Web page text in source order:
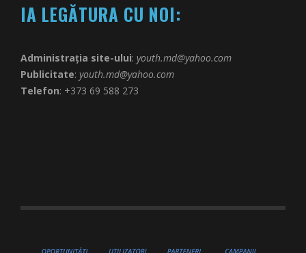
IA LEGĂTURA CU NOI:
Administrația site-ului: youth.md@yahoo.com
Publicitate: youth.md@yahoo.com
Telefon: +373 69 588 273